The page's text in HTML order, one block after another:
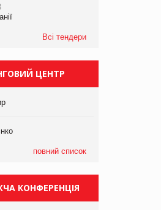
Всі тендери
ЦЕНТР
повний список
КОНФЕРЕНЦІЯ